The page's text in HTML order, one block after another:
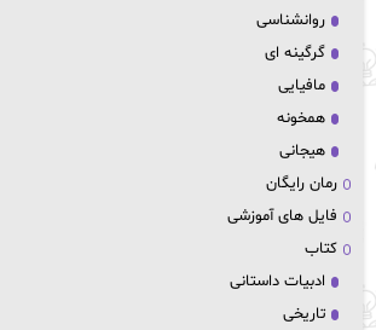
روانشناسی
گرگینه ای
مافیایی
همخونه
هیجانی
رمان رایگان
فایل های آموزشی
کتاب
ادبیات داستانی
تاریخی